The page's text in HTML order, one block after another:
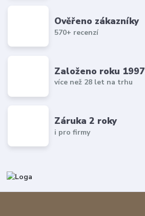
Ověřeno zákazníky
570+ recenzí
Založeno roku 1997
více než 28 let na trhu
Záruka 2 roky
i pro firmy